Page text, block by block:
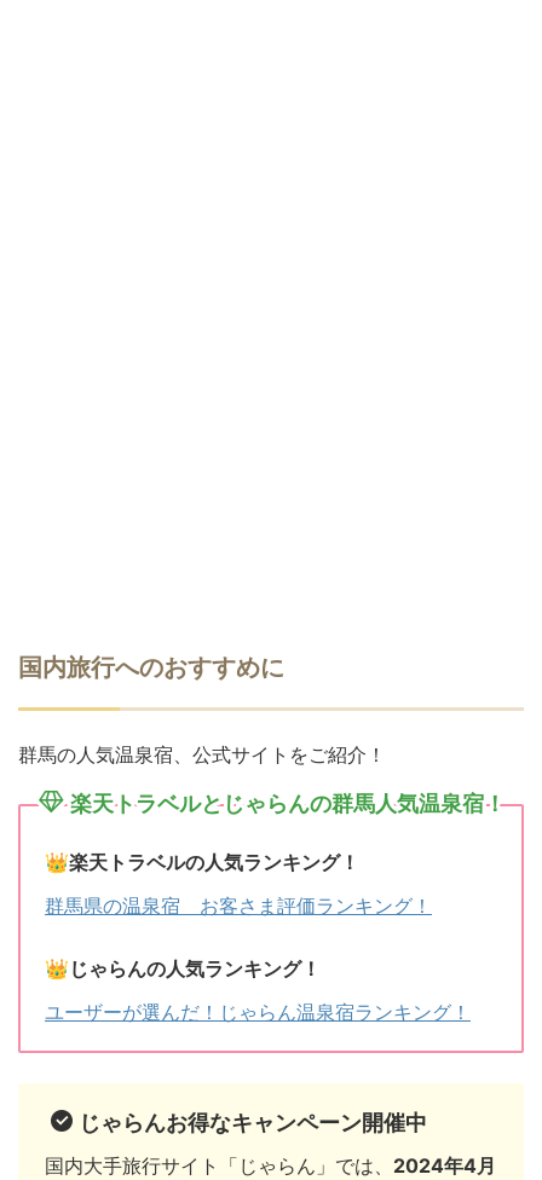
国内旅行へのおすすめに
群馬の人気温泉宿、公式サイトをご紹介！
楽天トラベルとじゃらんの群馬人気温泉宿！
👑楽天トラベルの人気ランキング！
群馬県の温泉宿 お客さま評価ランキング！
👑 じゃらんの人気ランキング！
ユーザーが選んだ！じゃらん温泉宿ランキング！
じゃらんお得なキャンペーン開催中
国内大手旅行サイト「じゃらん」では、 2024年4月